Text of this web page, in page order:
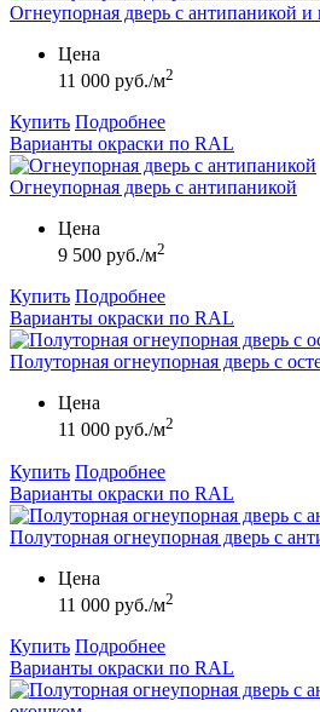
Огнеупорная дверь с антипаникой
Цена
11 000 руб./м2
Купить Подробнее
Варианты окраски по RAL
Огнеупорная дверь с антипаникой
Цена
9 500 руб./м2
Купить Подробнее
Варианты окраски по RAL
Полуторная огнеупорная дверь с
Цена
11 000 руб./м2
Купить Подробнее
Варианты окраски по RAL
Полуторная огнеупорная дверь с
Цена
11 000 руб./м2
Купить Подробнее
Варианты окраски по RAL